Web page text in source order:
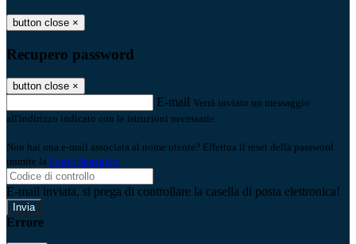
button close ×
Recupero password
button close ×
E-mail Verrà inviato un messaggio
all'indirizzo indicato con le istruzioni necessarie.
Non hai una e-mail associata al nome utente? Effettua il reset della password
tramite la Login Spaggiari
E-mail inviata, si prega di controllare la casella di posta elettronica!
Errore